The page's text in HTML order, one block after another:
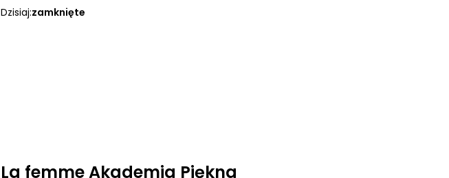
Dzisiaj:zamknięte
La femme Akademia Piękna